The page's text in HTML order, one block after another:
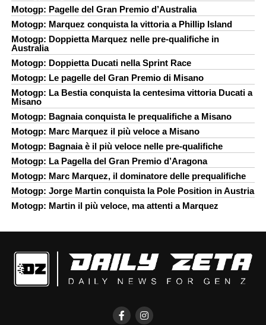
Motogp: Pagelle del Gran Premio d’Australia
Motogp: Marquez conquista la vittoria a Phillip Island
Motogp: Doppietta Marquez nelle pre-qualifiche in
Australia
Motogp: Doppietta Ducati nella Sprint Race
Motogp: Le pagelle del Gran Premio di Misano
Motogp: La Bestia conquista la centesima vittoria Ducati a
Misano
Motogp: Bagnaia conquista le prequalifiche a Misano
Motogp: Marc Marquez il più veloce a Misano
Motogp: Bagnaia è il più veloce nelle pre-qualifiche
Motogp: La Pagella del Gran Premio d’Aragona
Motogp: Marc Marquez, il dominatore delle prequalifiche
Motogp: Jorge Martin conquista la Pole Position in Austria
Motogp: Martin il più veloce, ma attenti a Marquez